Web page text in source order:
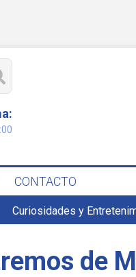
CONTACTO
Curiosidades y
de